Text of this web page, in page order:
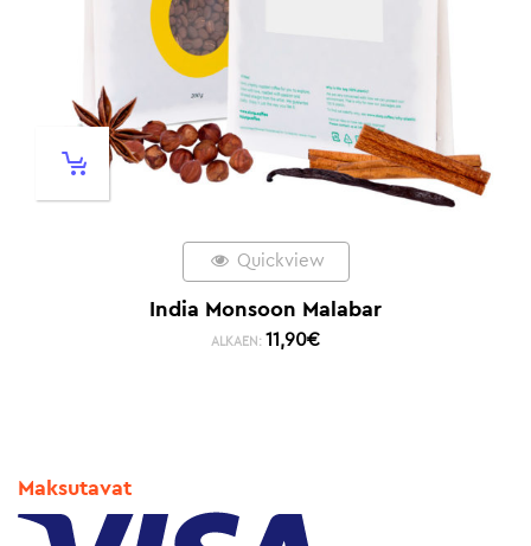
Quickview
India Monsoon Malabar
ALKAEN: 11,90€
Maksutavat